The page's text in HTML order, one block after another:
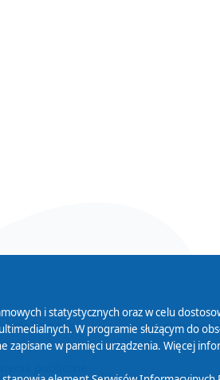
Pożytku
i statystycznych oraz w celu
W programie służącym do
w pamięci urządzenia. Więcej